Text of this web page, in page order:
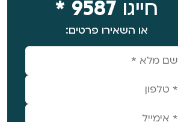
חייגו 9587 *
או השאירו פרטים: